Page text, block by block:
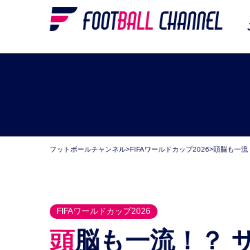
フットボールチャンネル>FIFAワールドカップ2026>頭脳も一流
FIFAワールドカップ2026
頭脳も一流！？ サッカー日本代表W杯メンバー、出